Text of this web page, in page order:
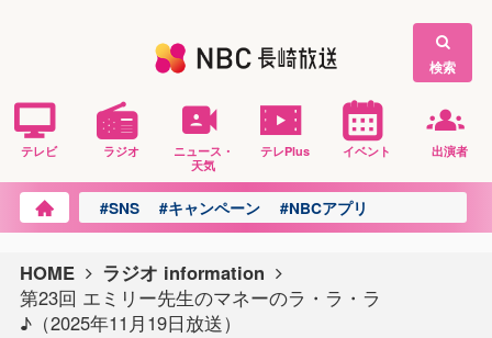
検索
テレビ ラジオ
ニュース・
天気
テレPlus イベント 出演者
#SNS #キャンペーン #NBCアプリ
HOME
ラジオ information
第23回 エミリー先生のマネーのラ・ラ・ラ
♪（2025年11月19日放送）